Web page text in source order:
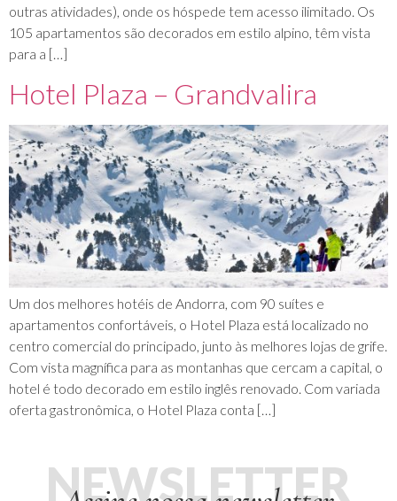
outras atividades), onde os hóspede tem acesso ilimitado. Os
105 apartamentos são decorados em estilo alpino, têm vista
para a […]
Hotel Plaza – Grandvalira
Um dos melhores hotéis de Andorra, com 90 suítes e
apartamentos confortáveis, o Hotel Plaza está localizado no
centro comercial do principado, junto às melhores lojas de grife.
Com vista magnífica para as montanhas que cercam a capital, o
hotel é todo decorado em estilo inglês renovado. Com variada
oferta gastronômica, o Hotel Plaza conta […]
NEWSLETTER